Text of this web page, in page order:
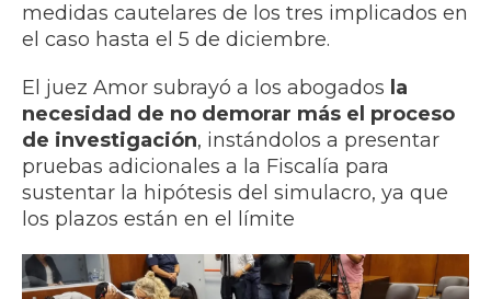
medidas cautelares de los tres implicados en
el caso hasta el 5 de diciembre.
El juez Amor subrayó a los abogados la
necesidad de no demorar más el proceso
de investigación, instándolos a presentar
pruebas adicionales a la Fiscalía para
sustentar la hipótesis del simulacro, ya que
los plazos están en el límite